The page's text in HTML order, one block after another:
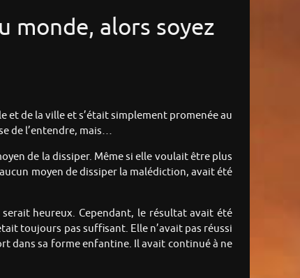
monde, alors soyez
et de la ville et s’était simplement promenée au
de l’entendre, mais…
de la dissiper. Même si elle voulait être plus
moyen de dissiper la malédiction, avait été
heureux. Cependant, le résultat avait été
toujours pas suffisant. Elle n’avait pas réussi
dans sa forme enfantine. Il avait continué à ne